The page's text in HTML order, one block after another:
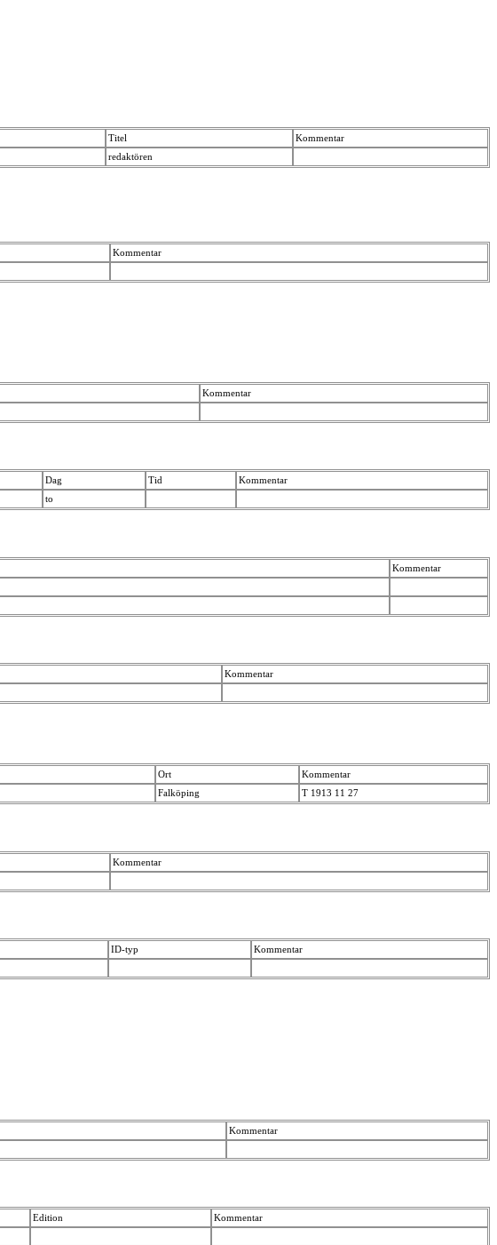
Titel
Kommentar
redaktören
Kommentar
Kommentar
Dag Tid
Kommentar
to
Kommentar
Kommentar
Ort
Kommentar
Falköping T 1913 11 27
Kommentar
ID-typ
Kommentar
Kommentar
Edition
Kommentar